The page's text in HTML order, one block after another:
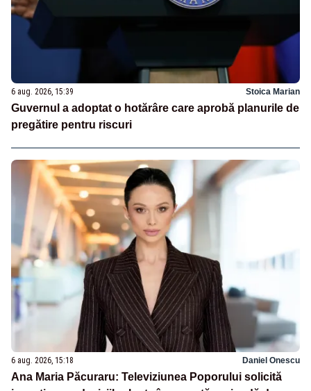
6 aug. 2026, 15:39 Stoica Marian
Guvernul a adoptat o hotărâre care aprobă planurile de
pregătire pentru riscuri
6 aug. 2026, 15:18 Daniel Onescu
Ana Maria Păcuraru: Televiziunea Poporului solicită